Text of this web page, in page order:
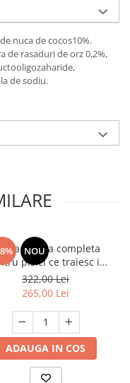
nuca de cocos10%.
de rasaduri de orz 0,2%,
de sodiu.
NOU
uscata completa
pisici ce traiesc in
Club 4 Paws Premium
Indoor, 14kg
322,00 Lei
265,00 Lei
ADAUGA IN COS